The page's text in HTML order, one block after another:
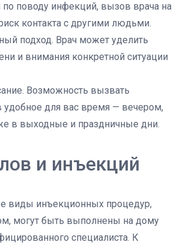
по поводу инфекций, вызов врача на
контакта с другими людьми.
подход. Врач может уделить
и внимания конкретной ситуации
Возможность вызвать
удобное для вас время — вечером,
в выходные и праздничные дни.
и инъекций
виды инъекционных процедур,
могут быть выполнены на дому
специалиста. К